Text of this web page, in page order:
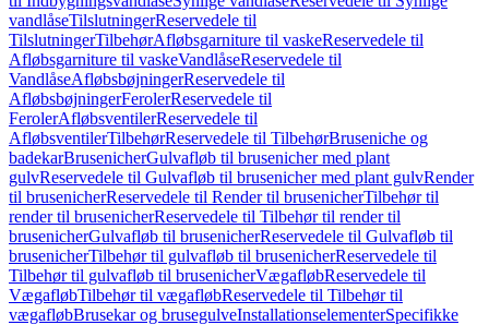
vandlåseTilslutningerReservedele til
TilslutningerTilbehørAfløbsgarniture til vaskeReservedele til
Afløbsgarniture til vaskeVandlåseReservedele til
VandlåseAfløbsbøjningerReservedele til
AfløbsbøjningerFerolerReservedele til
FerolerAfløbsventilerReservedele til
AfløbsventilerTilbehørReservedele til TilbehørBruseniche og
badekarBrusenicherGulvafløb til brusenicher med plant
gulvReservedele til Gulvafløb til brusenicher med plant gulvRender
til brusenicherReservedele til Render til brusenicherTilbehør til
render til brusenicherReservedele til Tilbehør til render til
brusenicherGulvafløb til brusenicherReservedele til Gulvafløb til
brusenicherTilbehør til gulvafløb til brusenicherReservedele til
Tilbehør til gulvafløb til brusenicherVægafløbReservedele til
VægafløbTilbehør til vægafløbReservedele til Tilbehør til
vægafløbBrusekar og brusegulveInstallationselementerSpecifikke